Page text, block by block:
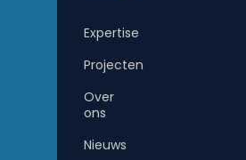
Expertise
Projecten
Over
ons
Nieuws